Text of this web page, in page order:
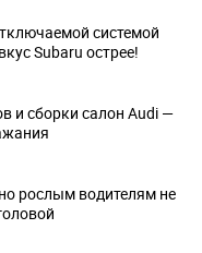
системой
Subaru острее!
и сборки салон Audi —
рослым водителям не